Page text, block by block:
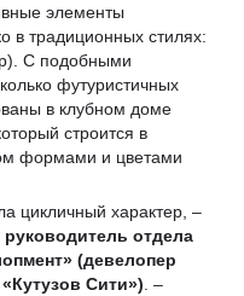
элементы
в традиционных стилях:
С подобными
футуристичных
в клубном доме
строится в
формами и цветами
цикличный характер, –
отдела
(девелопер
Сити») . –